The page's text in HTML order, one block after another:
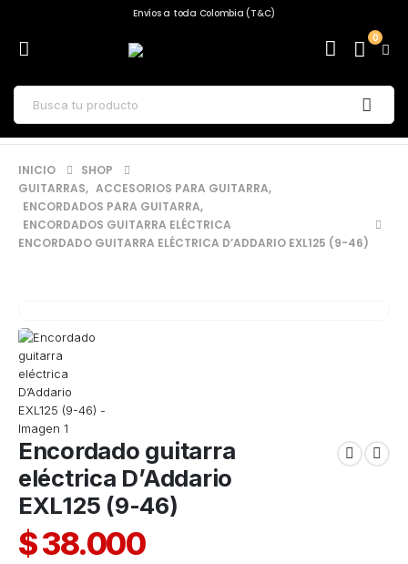
Envíos a toda Colombia (T&C)
0
INICIO
SHOP
GUITARRAS, ACCESORIOS PARA GUITARRA,
ENCORDADOS PARA GUITARRA,
ENCORDADOS GUITARRA ELÉCTRICA
ENCORDADO GUITARRA ELÉCTRICA D’ADDARIO EXL125 (9-46)
Encordado guitarra
eléctrica D’Addario
EXL125 (9-46)
$38.000